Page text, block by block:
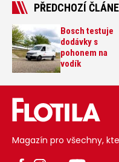
PŘEDCHOZÍ
Bosch testuje
dodávky s
pohonem na
vodík
Magazín pro všechny,